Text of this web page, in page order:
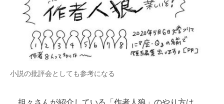
小説の批評会としても参考になる